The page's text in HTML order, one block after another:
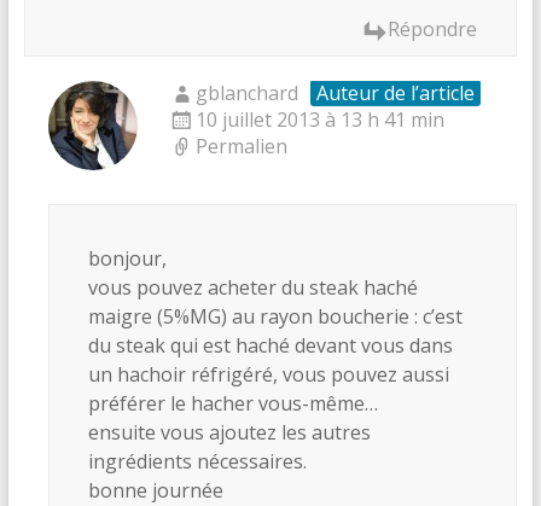
Répondre
gblanchard
Auteur de l’article
10 juillet 2013 à 13 h 41 min
Permalien
bonjour,
vous pouvez acheter du steak haché
maigre (5%MG) au rayon boucherie : c’est
du steak qui est haché devant vous dans
un hachoir réfrigéré, vous pouvez aussi
préférer le hacher vous-même…
ensuite vous ajoutez les autres
ingrédients nécessaires.
bonne journée